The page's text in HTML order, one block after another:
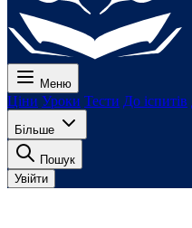
Меню
Ціни Уроки Тести До іспитів
Більше
Пошук
Увійти